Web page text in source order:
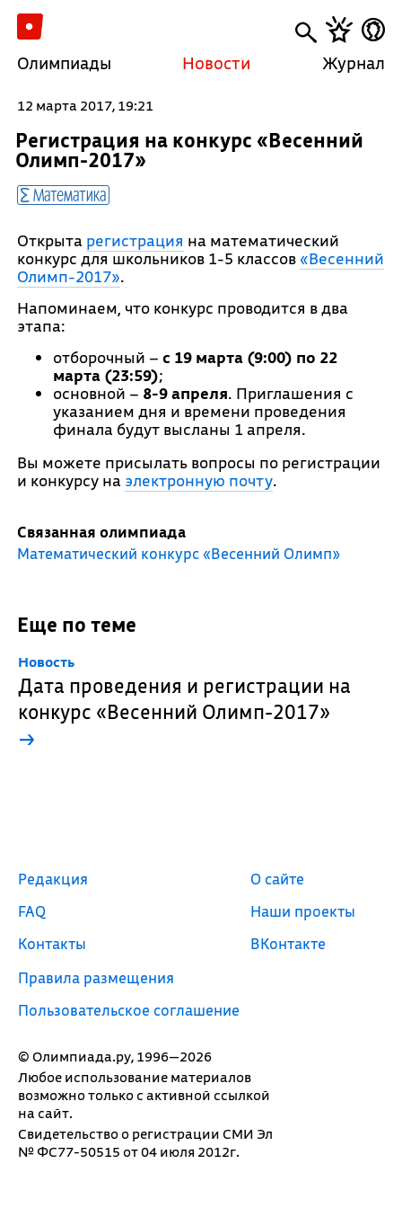
Олимпиады Новости Журнал
12 марта 2017, 19:21
Регистрация на конкурс «Весенний
Олимп-2017»
Математика
Открыта регистрация на математический
конкурс для школьников 1-5 классов «Весенний
Олимп-2017».
Напоминаем, что конкурс проводится в два
этапа:
отборочный – с 19 марта (9:00) по 22
марта (23:59);
основной – 8-9 апреля. Приглашения с
указанием дня и времени проведения
финала будут высланы 1 апреля.
Вы можете присылать вопросы по регистрации
и конкурсу на электронную почту.
Связанная олимпиада
Математический конкурс «Весенний Олимп»
Еще по теме
Новость
Дата проведения и регистрации на
конкурс «Весенний Олимп-2017»
→
© Олимпиада.ру, 1996—2026
Любое использование материалов
возможно только с активной ссылкой
на сайт.
Свидетельство о регистрации СМИ Эл
№ ФС77-50515 от 04 июля 2012г.
Редакция
FAQ
Контакты
Правила размещения
Пользовательское соглашение
О сайте
Наши проекты
ВКонтакте